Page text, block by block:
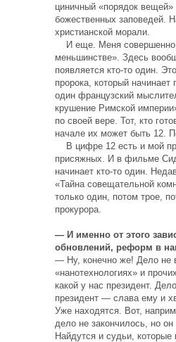
циничный «порядок
божественных заповедей.
христианской морали.
И еще. Меня совершенно
меньшинстве». Здесь
появляется кто-то один.
пророка, который
один французский
крушение Римской
по своей вере. Тот, кто
начале их может быть 12.
В цифре 12 есть и мой
присяжных. И в фильме
начинает кто-то один.
«Тайна совещательной
только один, потом трое,
прокурора.
— И именно от этого
обновлений, реформ в
— Ну, конечно же! Дело не
«нанотехнологиях» и
какой у нас президент.
президент — слава ему и
Уже находятся. Вот,
дело не закончилось, но
Найдутся и судьи,